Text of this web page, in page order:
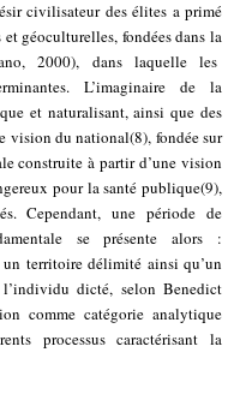
civilisateur des élites a primé
géoculturelles, fondées dans la
2000), dans laquelle les
L’imaginaire de la
et naturalisant, ainsi que des
vision du national(8), fondée sur
construite à partir d’une vision
pour la santé publique(9),
Cependant, une période de
se présente alors :
un territoire délimité ainsi qu’un
dicté, selon Benedict
comme catégorie analytique
processus caractérisant la